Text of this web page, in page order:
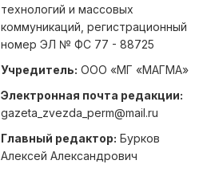
технологий и массовых
коммуникаций, регистрационный
номер ЭЛ № ФС 77 - 88725
Учредитель: ООО «МГ «МАГМА»
Электронная почта редакции:
gazeta_zvezda_perm@mail.ru
Главный редактор: Бурков
Алексей Александрович